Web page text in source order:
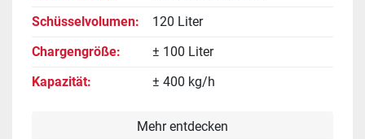
Schüsselvolumen
120 Liter
Chargengröße
± 100 Liter
Kapazität
± 400 kg/h
Mehr entdecken